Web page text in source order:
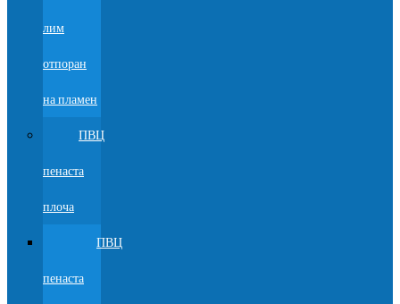
лим
отпоран
на пламен
ПВЦ
пенаста
плоча
ПВЦ
пенаста